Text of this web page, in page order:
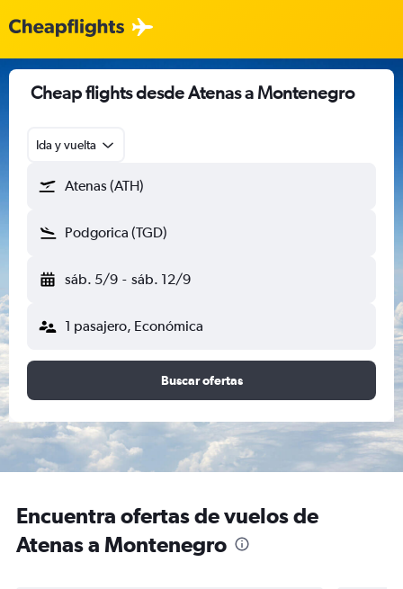
Cheap flights desde Atenas a Montenegro
Ida y vuelta
Atenas (ATH)
Podgorica (TGD)
sáb. 5/9 - sáb. 12/9
1 pasajero, Económica
Buscar ofertas
Encuentra ofertas de vuelos de
Atenas a Montenegro